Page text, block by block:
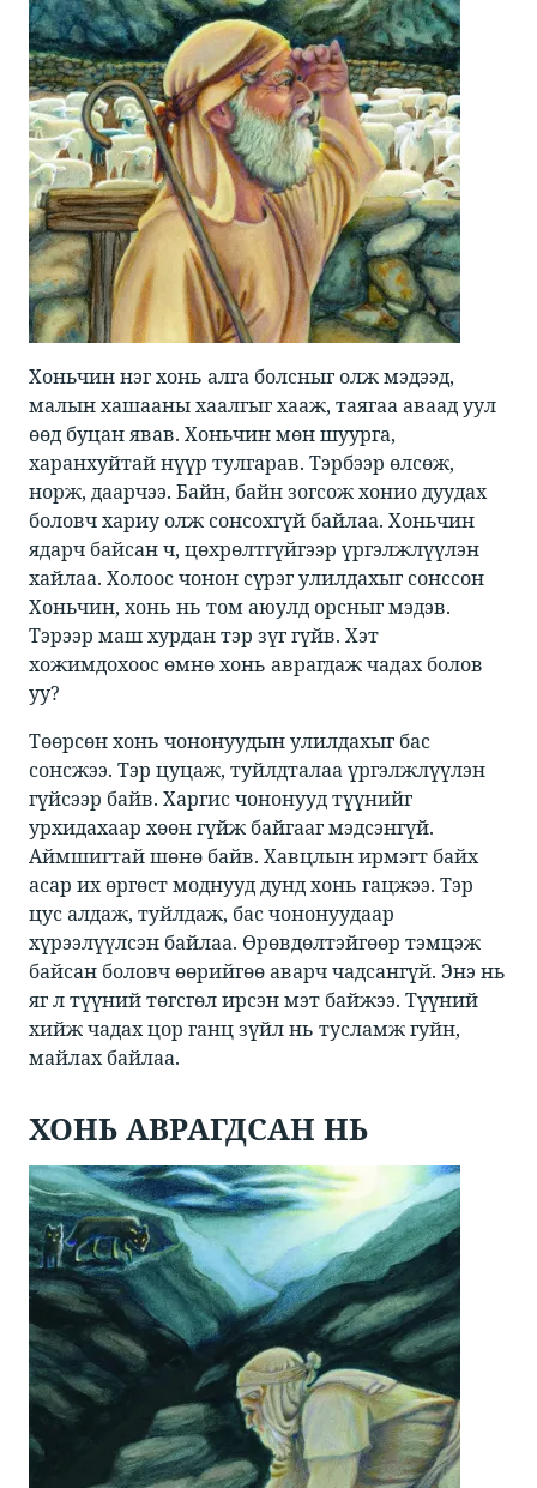
Хоньчин нэг хонь алга болсныг олж мэдээд,
малын хашааны хаалгыг хааж, таягаа аваад уул
өөд буцан явав. Хоньчин мөн шуурга,
харанхуйтай нүүр тулгарав. Тэрбээр өлсөж,
норж, даарчээ. Байн, байн зогсож хонио дуудах
боловч хариу олж сонсохгүй байлаа. Хоньчин
ядарч байсан ч, цөхрөлтгүйгээр үргэлжлүүлэн
хайлаа. Холоос чонон сүрэг улилдахыг сонссон
Хоньчин, хонь нь том аюулд орсныг мэдэв.
Тэрээр маш хурдан тэр зүг гүйв. Хэт
хожимдохоос өмнө хонь аврагдаж чадах болов
уу?
Төөрсөн хонь чононуудын улилдахыг бас
сонсжээ. Тэр цуцаж, туйлдталаа үргэлжлүүлэн
гүйсээр байв. Харгис чононууд түүнийг
урхидахаар хөөн гүйж байгааг мэдсэнгүй.
Аймшигтай шөнө байв. Хавцлын ирмэгт байх
асар их өргөст моднууд дунд хонь гацжээ. Тэр
цус алдаж, туйлдаж, бас чононуудаар
хүрээлүүлсэн байлаа. Өрөвдөлтэйгөөр тэмцэж
байсан боловч өөрийгөө аварч чадсангүй. Энэ нь
яг л түүний төгсгөл ирсэн мэт байжээ. Түүний
хийж чадах цор ганц зүйл нь тусламж гуйн,
майлах байлаа.
ХОНЬ АВРАГДСАН НЬ